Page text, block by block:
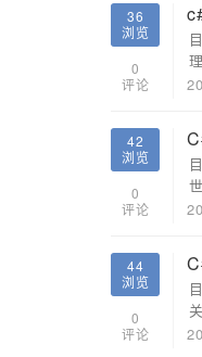
36
浏览
0
评论
42
浏览
0
评论
44
浏览
0
评论